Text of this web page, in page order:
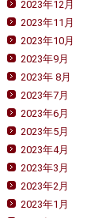
2023年12月
2023年11月
2023年10月
2023年9月
2023年 8月
2023年7月
2023年6月
2023年5月
2023年4月
2023年3月
2023年2月
2023年1月